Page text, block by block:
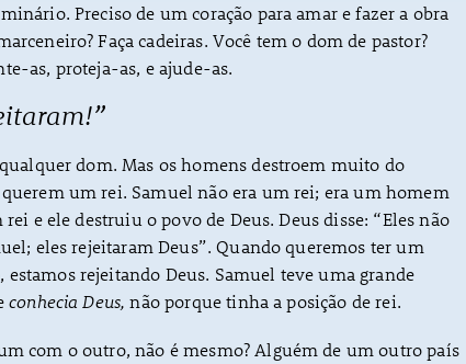
Preciso de um coração para amar e fazer a obra
Faça cadeiras. Você tem o dom de pastor?
as, proteja-as, e ajude-as.
dom. Mas os homens destroem muito do
um rei. Samuel não era um rei; era um homem
e ele destruiu o povo de Deus. Deus disse: “Eles não
eles rejeitaram Deus”. Quando queremos ter um
rejeitando Deus. Samuel teve uma grande
conhecia Deus, não porque tinha a posição de rei.
com o outro, não é mesmo? Alguém de um outro país